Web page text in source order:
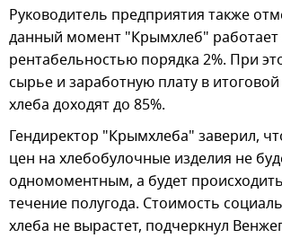
Руководитель предприятия также
данный момент "Крымхлеб" работает
рентабельностью порядка 2%. При
сырье и заработную плату в
хлеба доходят до 85%.
Гендиректор "Крымхлеба" заверил,
цен на хлебобулочные изделия не
одномоментным, а будет
течение полугода. Стоимость
хлеба не вырастет, подчеркнул